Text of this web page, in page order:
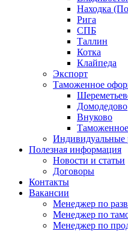
Находка
Рига
СПБ
Таллин
Котка
Клайпеда
Экспорт
Таможенное
Домодедово
Внуково
Индивидуальные
Полезная информация
Новости и статьи
Договоры
Контакты
Вакансии
Менеджер по
Менеджер по
Менеджер по